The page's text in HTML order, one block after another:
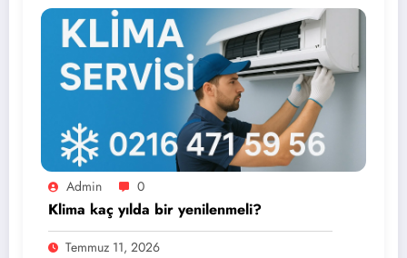
Admin 0
Klima kaç yılda bir yenilenmeli?
Temmuz 11, 2026